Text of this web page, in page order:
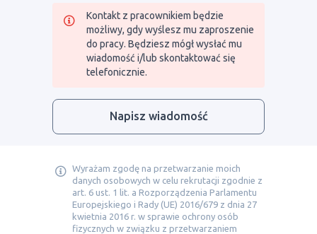
Kontakt z pracownikiem będzie
możliwy, gdy wyślesz mu zaproszenie
do pracy. Będziesz mógł wysłać mu
wiadomość i/lub skontaktować się
telefonicznie.
Napisz wiadomość
Wyrażam zgodę na przetwarzanie moich
danych osobowych w celu rekrutacji zgodnie z
art. 6 ust. 1 lit. a Rozporządzenia Parlamentu
Europejskiego i Rady (UE) 2016/679 z dnia 27
kwietnia 2016 r. w sprawie ochrony osób
fizycznych w związku z przetwarzaniem